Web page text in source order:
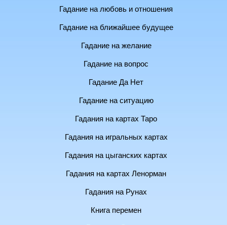
Гадание на любовь и отношения
Гадание на ближайшее будущее
Гадание на желание
Гадание на вопрос
Гадание Да Нет
Гадание на ситуацию
Гадания на картах Таро
Гадания на игральных картах
Гадания на цыганских картах
Гадания на картах Ленорман
Гадания на Рунах
Книга перемен